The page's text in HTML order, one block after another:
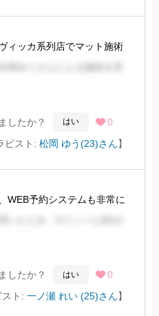
く過
ィッカ系列店でマット施術
スラリとしたモデル体型な
でした。
したか？ はい  0
ピスト: 松岡 ゆう(23)さん】
WEB予約システムも非常に
円少々でした。Gカップと
、胸も大きいで
したか？ はい  0
スト: 一ノ瀬 れい (25)さん】